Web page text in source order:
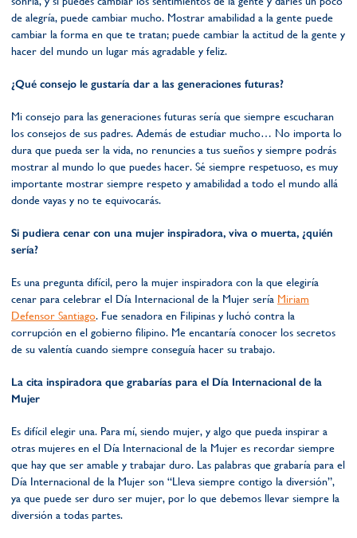
de alegría, puede cambiar mucho. Mostrar amabilidad a la gente puede
cambiar la forma en que te tratan; puede cambiar la actitud de la gente y
hacer del mundo un lugar más agradable y feliz.
¿Qué consejo le gustaría dar a las generaciones futuras?
Mi consejo para las generaciones futuras sería que siempre escucharan
los consejos de sus padres. Además de estudiar mucho… No importa lo
dura que pueda ser la vida, no renuncies a tus sueños y siempre podrás
mostrar al mundo lo que puedes hacer. Sé siempre respetuoso, es muy
importante mostrar siempre respeto y amabilidad a todo el mundo allá
donde vayas y no te equivocarás.
Si pudiera cenar con una mujer inspiradora, viva o muerta, ¿quién
sería?
Es una pregunta difícil, pero la mujer inspiradora con la que elegiría
cenar para celebrar el Día Internacional de la Mujer sería Miriam
Defensor Santiago. Fue senadora en Filipinas y luchó contra la
corrupción en el gobierno filipino. Me encantaría conocer los secretos
de su valentía cuando siempre conseguía hacer su trabajo.
La cita inspiradora que grabarías para el Día Internacional de la
Mujer
Es difícil elegir una. Para mí, siendo mujer, y algo que pueda inspirar a
otras mujeres en el Día Internacional de la Mujer es recordar siempre
que hay que ser amable y trabajar duro. Las palabras que grabaría para el
Día Internacional de la Mujer son “Lleva siempre contigo la diversión”,
ya que puede ser duro ser mujer, por lo que debemos llevar siempre la
diversión a todas partes.